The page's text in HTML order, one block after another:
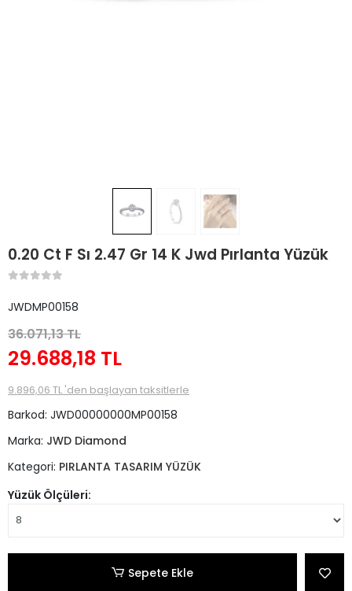
0.20 Ct F Sı 2.47 Gr 14 K Jwd Pırlanta Yüzük
JWDMP00158
36.071,13 TL
29.688,18 TL
9.896,06 TL 'den başlayan taksitlerle
Barkod: JWD00000000MP00158
Marka: JWD Diamond
Kategori: PIRLANTA TASARIM YÜZÜK
Yüzük Ölçüleri:
Sepete Ekle